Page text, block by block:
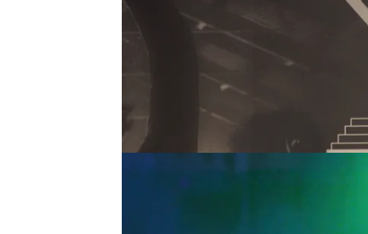
Durante su
sumergirse en el
intenso y muy
"Marc
ser una persona
, revela
Àlex Monner